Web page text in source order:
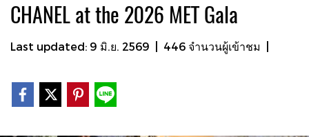
CHANEL at the 2026 MET Gala
Last updated: 9 มิ.ย. 2569 446 จำนวนผู้เข้าชม